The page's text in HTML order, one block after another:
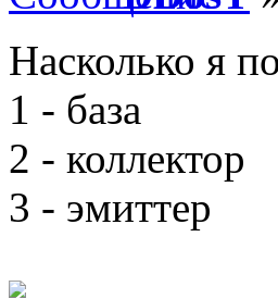
Насколько я
1 - база
2 - коллектор
3 - эмиттер